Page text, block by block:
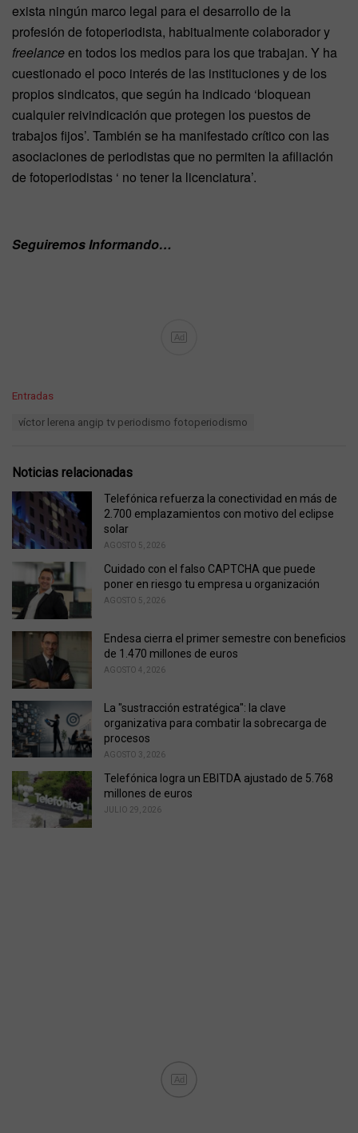
exista ningún marco legal para el desarrollo de la
profesión de fotoperiodista, habitualmente colaborador y
freelanceen todos los medios para los que trabajan. Y ha
cuestionado el poco interés de las instituciones y de los
propios sindicatos, que según ha indicado ‘bloquean
cualquier reivindicación que protegen los puestos de
trabajos fijos’. También se ha manifestado crítico con las
asociaciones de periodistas que no permiten la afiliación
de fotoperiodistas ‘ no tener la licenciatura’.
Seguiremos Informando…
Ad
C
o
r
i
e
s
:
Entradas
:
víctor lerena angip tv periodismo fotoperiodismo
Noticias relacionadas
Telefónica refuerza la conectividad en más de
2.700 emplazamientos con motivo del eclipse
solar
AGOSTO 5, 2026
Cuidado con el falso CAPTCHA que puede
poner en riesgo tu empresa u organización
AGOSTO 5, 2026
Endesa cierra el primer semestre con beneficios
de 1.470 millones de euros
AGOSTO 4, 2026
La "sustracción estratégica": la clave
organizativa para combatir la sobrecarga de
procesos
AGOSTO 3, 2026
Telefónica logra un EBITDA ajustado de 5.768
millones de euros
JULIO 29, 2026
Ad